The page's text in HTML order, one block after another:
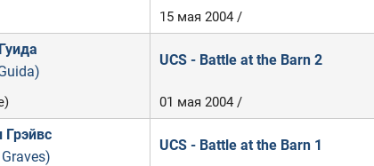
15 мая 2004 /
UCS - Battle at the Barn 2
01 мая 2004 /
Грэйвс
UCS - Battle at the Barn 1